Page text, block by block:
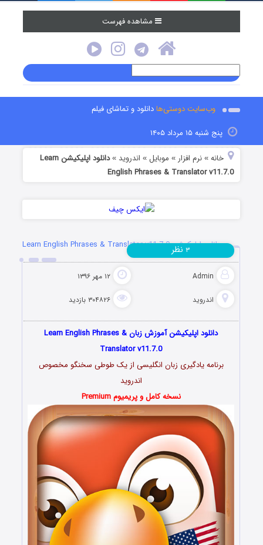
مشاهده فهرست
وب‌سایت دوستی‌هادانلود و تماشای فیلم
پنج شنبه ۱۵ مرداد ۱۴۰۵
خانه »نرم افزار » موبایل » اندروید »
دانلود اپلیکیشن Learn
English Phrases & Translator v11.7.0
دانلود اپلیکیشن Learn English Phrases & Translator v11.7.0
Admin ۱۲ مهر ۱۳۹۶
اندروید ۳۰۴۸۲۶ بازدید
۳ نظر
دانلود اپلیکیشن آموزش زبان Learn English Phrases &
Translator v11.7.0
برنامه یادگیری زبان انگلیسی از یک طوطی سخنگو مخصوص
اندروید
نسخه کامل و پریمیوم Premium